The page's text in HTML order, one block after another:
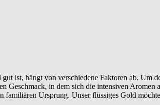
ist, hängt von verschiedene Faktoren ab.
in dem sich die intensiven Aromen
Ursprung. Unser flüssiges Gold